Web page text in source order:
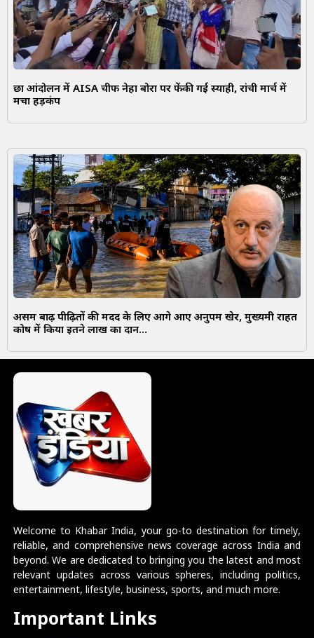
छात्र आंदोलन में AISA चीफ नेहा बोरा पर फेंकी गई स्याही, रांची मार्च में
मचा हड़कंप
असम बाढ़ पीढ़ितों की मदद के लिए आगे आए अनुपम खेर, मुख्यमंत्री राहत
कोष में किया इतने लाख का दान…
Welcome to Khabar India, your go-to destination for timely,
reliable, and comprehensive news coverage across India and
beyond. We are dedicated to bringing you the latest and most
relevant updates across various spheres, including politics,
entertainment, lifestyle, business, sports, and much more.
Important Links